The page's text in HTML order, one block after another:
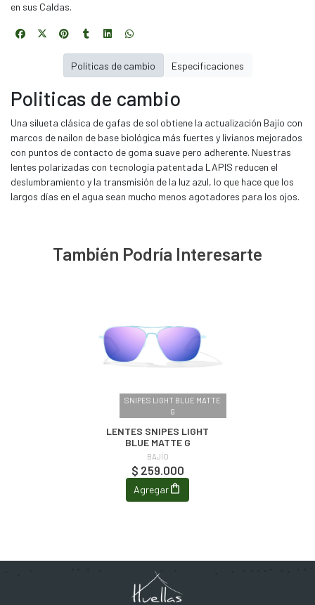
en sus Caldas.
Politicas de cambio
Una silueta clásica de gafas de sol obtiene la actualización Bajío con
marcos de nailon de base biológica más fuertes y livianos mejorados
con puntos de contacto de goma suave pero adherente. Nuestras
lentes polarizadas con tecnología patentada LAPIS reducen el
deslumbramiento y la transmisión de la luz azul, lo que hace que los
largos días en el agua sean mucho menos agotadores para los ojos.
Politicas de cambio Especificaciones
También Podría Interesarte
SNIPES LIGHT BLUE MATTE
G
LENTES SNIPES LIGHT
BLUE MATTE G
BAJÍO
$ 259.000
Agregar